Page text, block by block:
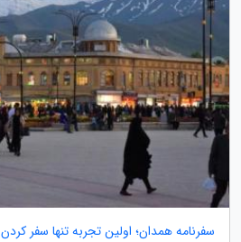
سفرنامه همدان؛ اولین تجربه تنها سفر کردن